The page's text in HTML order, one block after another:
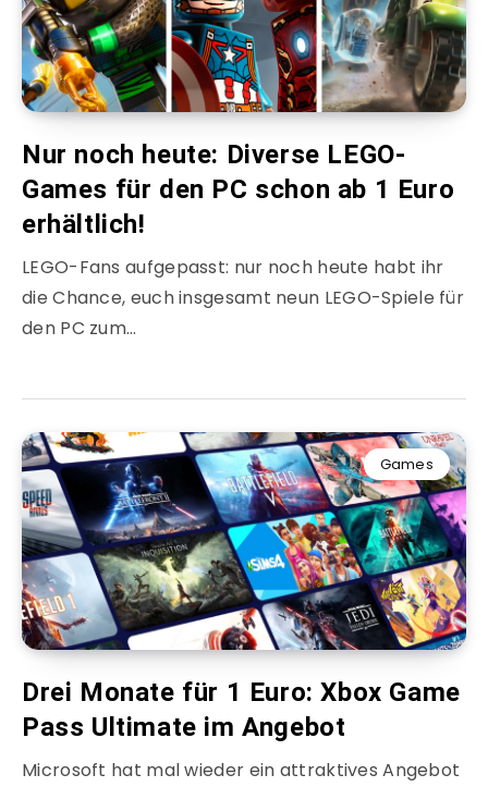
Nur noch heute: Diverse LEGO-
Games für den PC schon ab 1 Euro
erhältlich!
LEGO-Fans aufgepasst: nur noch heute habt ihr
die Chance, euch insgesamt neun LEGO-Spiele für
den PC zum…
Games
Drei Monate für 1 Euro: Xbox Game
Pass Ultimate im Angebot
Microsoft hat mal wieder ein attraktives Angebot